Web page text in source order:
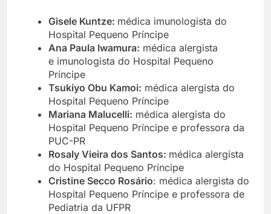
Gisele Kuntze: médica imunologista do
Hospital Pequeno Príncipe
Ana Paula Iwamura: médica alergista
e imunologista do Hospital Pequeno
Príncipe
Tsukiyo Obu Kamoi: médica alergista do
Hospital Pequeno Príncipe
Mariana Malucelli: médica alergista do
Hospital Pequeno Príncipe e professora da
PUC-PR
Rosaly Vieira dos Santos: médica alergista
do Hospital Pequeno Príncipe
Cristine Secco Rosário: médica alergista do
Hospital Pequeno Príncipe e professora de
Pediatria da UFPR